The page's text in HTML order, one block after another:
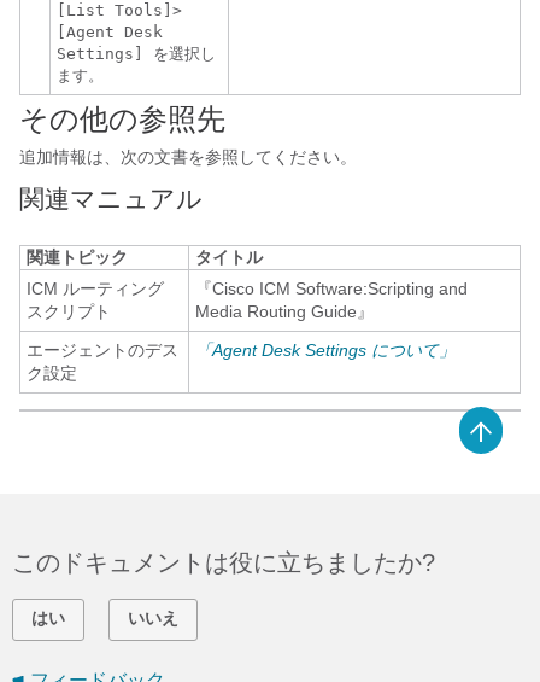
[List Tools]>
[Agent Desk
Settings] を選択し
ます。
その他の参照先
追加情報は、次の文書を参照してください。
関連マニュアル
関連トピック
タイトル
ICM ルーティング
スクリプト
『Cisco ICM Software:Scripting and
Media Routing Guide』
エージェントのデス
ク設定
「Agent Desk Settings について」
このドキュメントは役に立ちましたか?
はい いいえ